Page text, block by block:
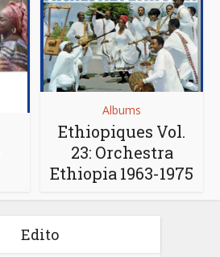
Albums
Ethiopiques Vol.
23: Orchestra
Ethiopia 1963-1975
Edito